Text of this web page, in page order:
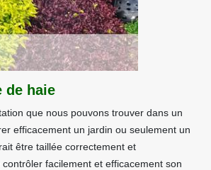
de haie
que nous pouvons trouver dans un
efficacement un jardin ou seulement un
être taillée correctement et
facilement et efficacement son